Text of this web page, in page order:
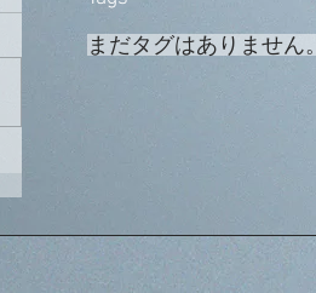
まだタグはありません。